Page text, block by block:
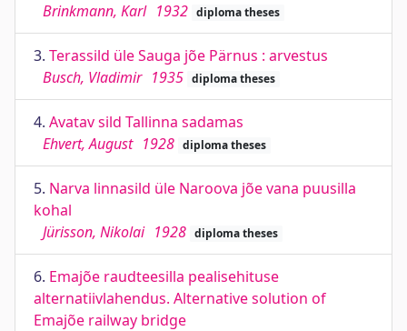
Brinkmann, Karl 1932 diploma theses
3. Terassild üle Sauga jõe Pärnus : arvestus
Busch, Vladimir 1935 diploma theses
4. Avatav sild Tallinna sadamas
Ehvert, August 1928 diploma theses
5. Narva linnasild üle Naroova jõe vana puusilla
kohal
Jürisson, Nikolai 1928 diploma theses
6. Emajõe raudteesilla pealisehituse
alternatiivlahendus. Alternative solution of
Emajõe railway bridge